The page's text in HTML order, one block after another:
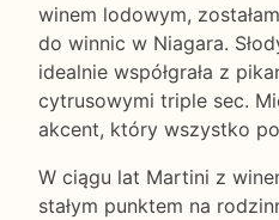
winem lodowym,
do winnic w Niagara.
idealnie współgrała z
cytrusowymi triple sec.
akcent, który wszystko
W ciągu lat Martini z
stałym punktem na